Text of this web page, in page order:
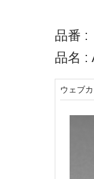
品番 :
品名 :
ウェブ